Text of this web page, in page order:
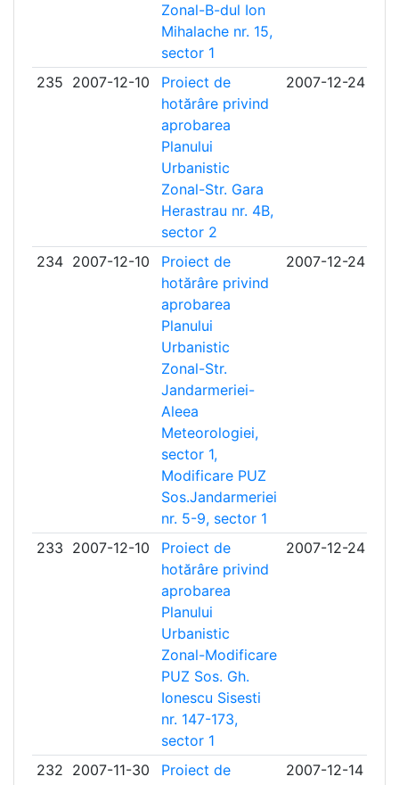
Zonal-B-dul Ion
Mihalache nr. 15,
sector 1
235 2007-12-10
Proiect de
hotărâre privind
aprobarea
Planului
Urbanistic
Zonal-Str. Gara
Herastrau nr. 4B,
sector 2
2007-12-24
234 2007-12-10
Proiect de
hotărâre privind
aprobarea
Planului
Urbanistic
Zonal-Str.
Jandarmeriei-
Aleea
Meteorologiei,
sector 1,
Modificare PUZ
Sos.Jandarmeriei
nr. 5-9, sector 1
2007-12-24
233 2007-12-10
Proiect de
hotărâre privind
aprobarea
Planului
Urbanistic
Zonal-Modificare
PUZ Sos. Gh.
Ionescu Sisesti
nr. 147-173,
sector 1
2007-12-24
232 2007-11-30
Proiect de
2007-12-14